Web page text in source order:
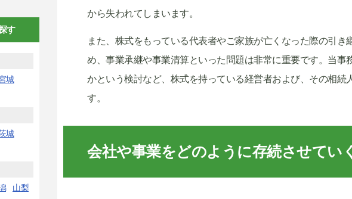
から失われてしまいます。
また、株式をもっている代表者やご家族が亡くなった際の引
め、事業承継や事業清算といった問題は非常に重要です。当事
かという検討など、株式を持っている経営者および、その相続
す。
会社や事業をどのように存続させてい
す
城
城
山梨